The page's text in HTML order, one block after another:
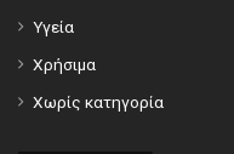
Υγεία
Χρήσιμα
Χωρίς κατηγορία